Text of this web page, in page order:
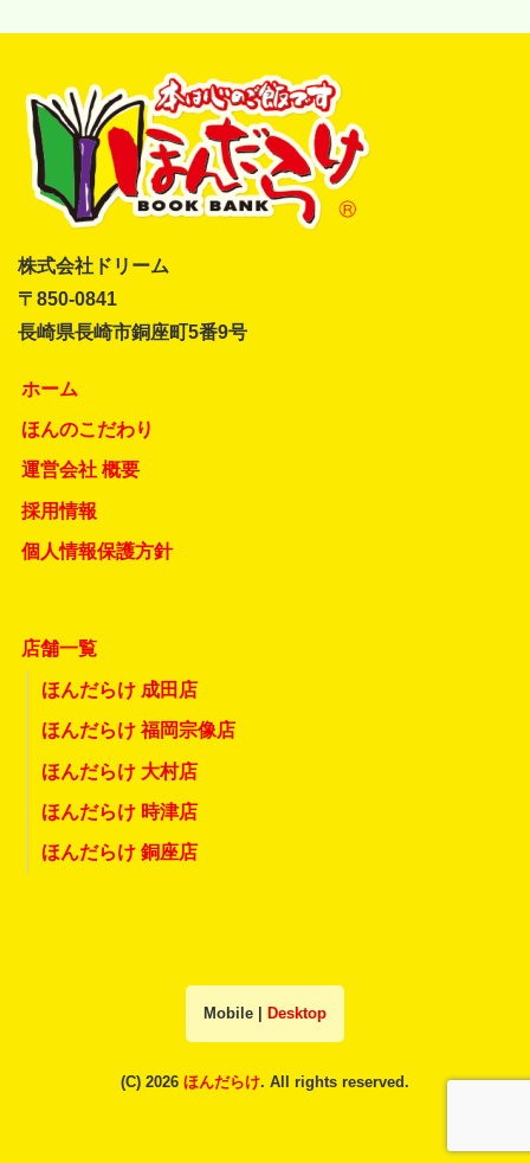
株式会社ドリーム
〒850-0841
長崎県長崎市銅座町5番9号
ホーム
ほんのこだわり
運営会社 概要
採用情報
個人情報保護方針
店舗一覧
ほんだらけ 成田店
ほんだらけ 福岡宗像店
ほんだらけ 大村店
ほんだらけ 時津店
ほんだらけ 銅座店
Mobile | Desktop
(C) 2026 ほんだらけ. All rights reserved.